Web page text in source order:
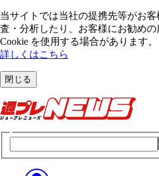
当サイトでは当社の提携先等がお
査・分析したり、お客様にお勧め
Cookie を使⽤する場合があります。
詳しくはこちら
閉じる